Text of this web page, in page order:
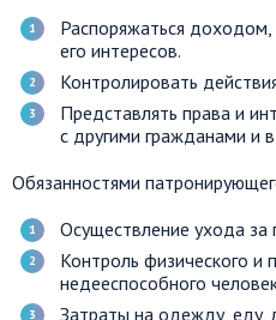
Распоряжаться доходом,
его интересов.
Контролировать
Представлять права и
с другими гражданами и
Обязанностями
Осуществление ухода
Контроль физического и
недееспособного
Затраты на одежду, еду,